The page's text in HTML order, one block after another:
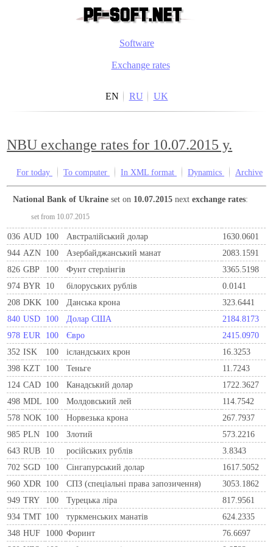
Software
Exchange rates
EN RU UK
NBU exchange rates for 10.07.2015 y.
For today To computer In XML format Dynamics Archive
National Bank of Ukraine set on 10.07.2015 nextexchange rates:
set from 10.07.2015
036 AUD 100 Австралійський долар
1630.0601
944 AZN 100 Азербайджанський манат
2083.1591
826 GBP 100 Фунт стерлінгів
3365.5198
974 BYR 10 білоруських рублів
0.0141
208 DKK 100 Данська крона
323.6441
840 USD 100 Долар США
2184.8173
978 EUR 100 Євро
2415.0970
352 ISK 100 ісландських крон
16.3253
398 KZT 100 Теньге
11.7243
124 CAD 100 Канадський долар
1722.3627
498 MDL 100 Молдовський лей
114.7542
578 NOK 100 Норвезька крона
267.7937
985 PLN 100 Злотий
573.2216
643 RUB 10 російських рублів
3.8343
702 SGD 100 Сінгапурський долар
1617.5052
960 XDR 100 СПЗ (спеціальні права запозичення)
3053.1862
949 TRY 100 Турецька ліра
817.9561
934 TMT 100 туркменських манатів
624.2335
348 HUF 1000 Форинт
76.6697